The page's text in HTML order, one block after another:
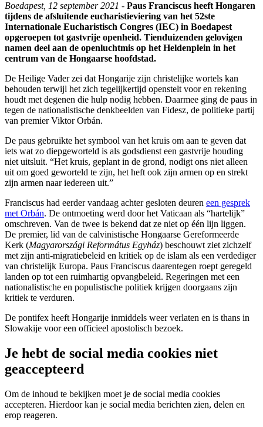
Boedapest, 12 september 2021 - Paus Franciscus heeft Hongaren
tijdens de afsluitende eucharistieviering van het 52ste
Internationale Eucharistisch Congres (IEC) in Boedapest
opgeroepen tot gastvrije openheid. Tienduizenden gelovigen
namen deel aan de openluchtmis op het Heldenplein in het
centrum van de Hongaarse hoofdstad.
De Heilige Vader zei dat Hongarije zijn christelijke wortels kan
behouden terwijl het zich tegelijkertijd openstelt voor en rekening
houdt met degenen die hulp nodig hebben. Daarmee ging de paus in
tegen de nationalistische denkbeelden van Fidesz, de politieke partij
van premier Viktor Orbán.
De paus gebruikte het symbool van het kruis om aan te geven dat
iets wat zo diepgeworteld is als godsdienst een gastvrije houding
niet uitsluit. “Het kruis, geplant in de grond, nodigt ons niet alleen
uit om goed geworteld te zijn, het heft ook zijn armen op en strekt
zijn armen naar iedereen uit.”
Franciscus had eerder vandaag achter gesloten deuren een gesprek
met Orbán. De ontmoeting werd door het Vaticaan als “hartelijk”
omschreven. Van de twee is bekend dat ze niet op één lijn liggen.
De premier, lid van de calvinistische Hongaarse Gereformeerde
Kerk (Magyarországi Református Egyház) beschouwt ziet zichzelf
met zijn anti-migratiebeleid en kritiek op de islam als een verdediger
van christelijk Europa. Paus Franciscus daarentegen roept geregeld
landen op tot een ruimhartig opvangbeleid. Regeringen met een
nationalistische en populistische politiek krijgen doorgaans zijn
kritiek te verduren.
De pontifex heeft Hongarije inmiddels weer verlaten en is thans in
Slowakije voor een officieel apostolisch bezoek.
Je hebt de social media cookies niet
geaccepteerd
Om de inhoud te bekijken moet je de social media cookies
accepteren. Hierdoor kan je social media berichten zien, delen en
erop reageren.